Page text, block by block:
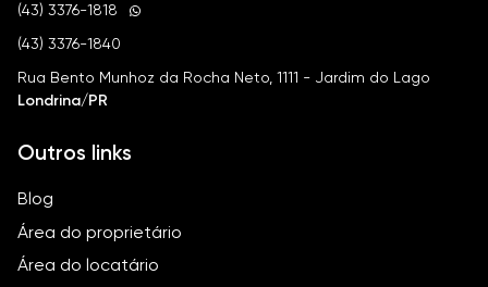
(43) 3376-1818
(43) 3376-1840
Rua Bento Munhoz da Rocha Neto, 1111 - Jardim do Lago
Londrina/PR
Outros links
Blog
Área do proprietário
Área do locatário